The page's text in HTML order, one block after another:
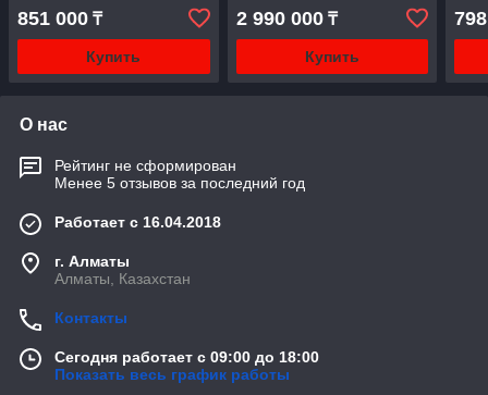
851 000 ₸
Купить
2 990 000₸
Купить
О нас
Рейтинг не сформирован
Менее 5 отзывов за последний год
Работает с 16.04.2018
г. Алматы
Алматы, Казахстан
Контакты
Сегодня работает с 09:00 до 18:00
Показать весь график работы